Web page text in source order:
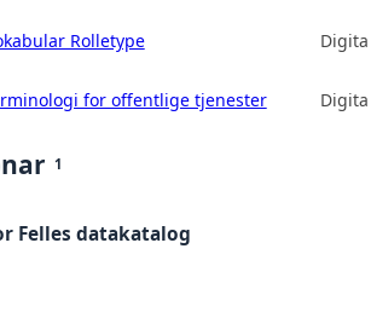
Rolletype
for offentlige tjenester
1
Felles datakatalog